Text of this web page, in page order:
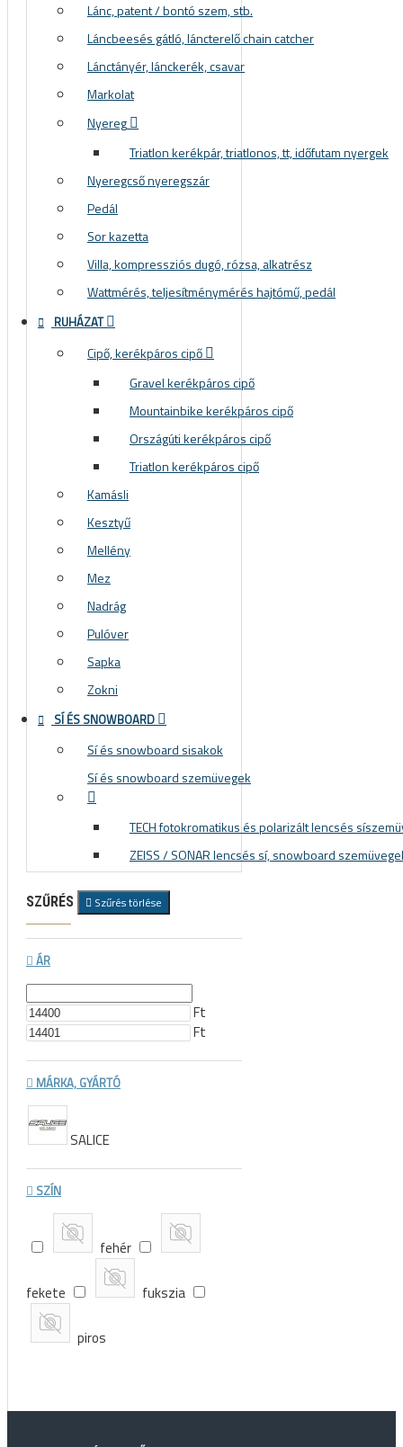
Lánc, patent / bontó szem, stb.
Láncbeesés gátló, láncterelő chain catcher
Lánctányér, lánckerék, csavar
Markolat
Nyereg
Triatlon kerékpár, triatlonos, tt, időfutam nyergek
Nyeregcső nyeregszár
Pedál
Sor kazetta
Villa, kompressziós dugó, rózsa, alkatrész
Wattmérés, teljesítménymérés hajtómű, pedál
RUHÁZAT
Cipő, kerékpáros cipő
Gravel kerékpáros cipő
Mountainbike kerékpáros cipő
Országúti kerékpáros cipő
Triatlon kerékpáros cipő
Kamásli
Kesztyű
Mellény
Mez
Nadrág
Pulóver
Sapka
Zokni
SÍ ÉS SNOWBOARD
Sí és snowboard sisakok
Sí és snowboard szemüvegek
TECH fotokromatikus és polarizált lencsés
ZEISS / SONAR lencsés sí, snowboard
SZŰRÉS Szűrés törlése
ÁR
Ft
Ft
MÁRKA, GYÁRTÓ
SALICE
SZÍN
fehér
fekete fukszia
piros